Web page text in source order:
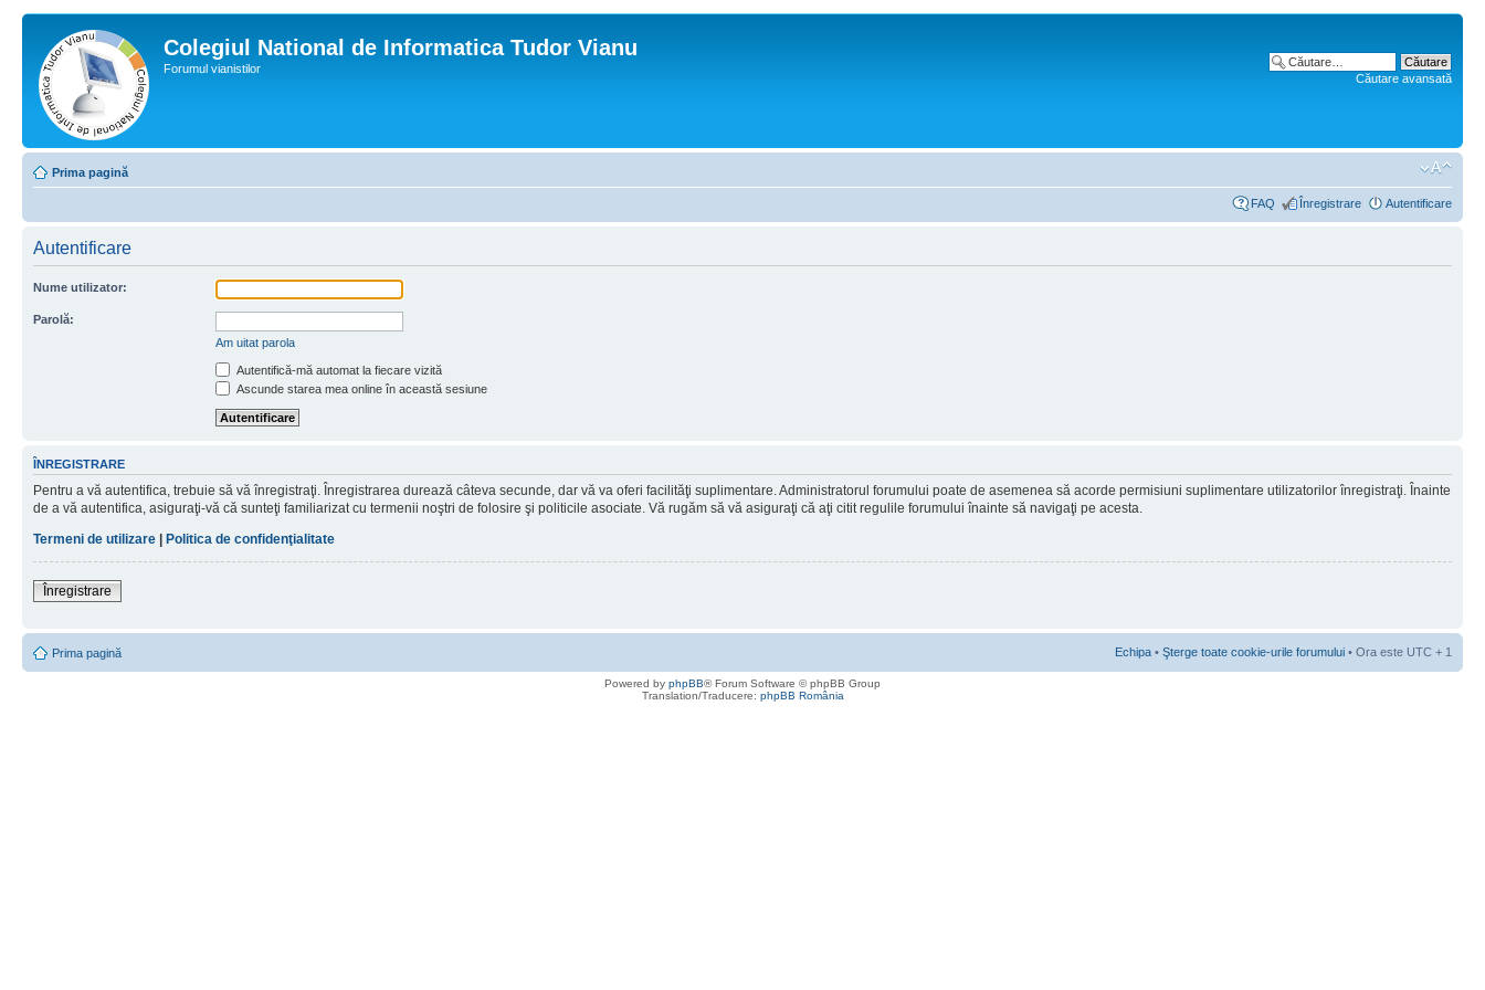
Colegiul National de Informatica Tudor Vianu
Forumul vianistilor
Căutare avansată
Prima pagină
FAQ Înregistrare Autentificare
Autentificare
Nume utilizator:
Parolă:
Am uitat parola
Autentifică-mă automat la fiecare vizită
Ascunde starea mea online în această sesiune
ÎNREGISTRARE
Pentru a vă autentifica, trebuie să vă înregistraţi. Înregistrarea durează câteva secunde, dar vă va oferi facilităţi suplimentare. Administratorul forumului poate de asemenea să acorde permisiuni suplimentare utilizatorilor înregistraţi. Înainte
de a vă autentifica, asiguraţi-vă că sunteţi familiarizat cu termenii noştri de folosire şi politicile asociate. Vă rugăm să vă asiguraţi că aţi citit regulile forumului înainte să navigaţi pe acesta.
Termeni de utilizare | Politica de confidenţialitate
Înregistrare
Prima pagină Echipa • Şterge toate cookie-urile forumului • Ora este UTC + 1
Powered by phpBB® Forum Software © phpBB Group
Translation/Traducere: phpBB România